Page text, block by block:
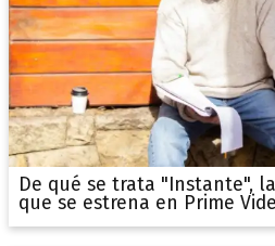
De qué se trata "Instante",
que se estrena en Prime